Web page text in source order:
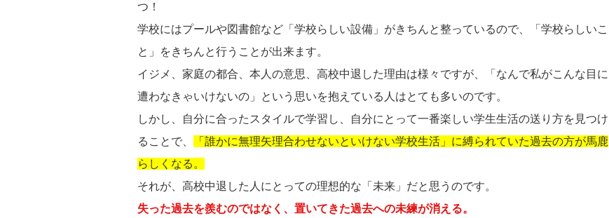
つ！
学校にはプールや図書館など「学校らしい設備」がきちんと整っているので、「学校らしいこ
と」をきちんと行うことが出来ます。
イジメ、家庭の都合、本人の意思、高校中退した理由は様々ですが、「なんで私がこんな目に
遭わなきゃいけないの」という思いを抱えている人はとても多いのです。
しかし、自分に合ったスタイルで学習し、自分にとって一番楽しい学生生活の送り方を見つけ
ることで、
「誰かに無理矢理合わせないといけない学校生活」に縛られていた過去の方が馬鹿
らしくなる。
それが、高校中退した人にとっての理想的な「未来」だと思うのです。
失った過去を羨むのではなく、置いてきた過去への未練が消える。